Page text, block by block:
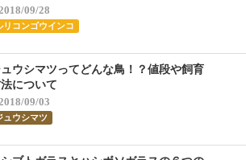
09/28
リコンゴウインコ
ウシマツってどんな鳥！？値段や飼育
について
09/03
ュウシマツ